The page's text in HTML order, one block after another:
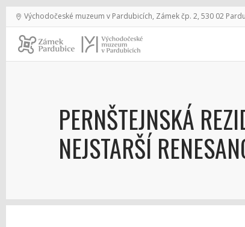
Východočeské muzeum v Pardubicích, Zámek čp. 2, 530 02
PERNŠTEJNSKÁ
NEJSTARŠÍ